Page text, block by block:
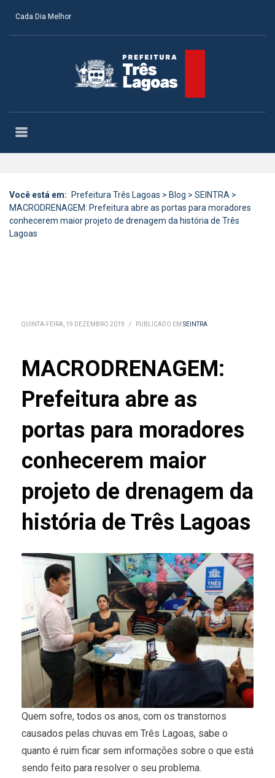
Cada Dia Melhor
Você está em: Prefeitura Três Lagoas > Blog > SEINTRA >
MACRODRENAGEM: Prefeitura abre as portas para moradores
conhecerem maior projeto de drenagem da história de Três
Lagoas
QUINTA-FEIRA, 19 DEZEMBRO 2019 / PUBLICADO EM SEINTRA
MACRODRENAGEM:
Prefeitura abre as
portas para moradores
conhecerem maior
projeto de drenagem da
história de Três Lagoas
Quem sofre, todos os anos, com os transtornos
causados pelas chuvas em Três Lagoas, sabe o
quanto é ruim ficar sem informações sobre o que está
sendo feito para resolver o seu problema.